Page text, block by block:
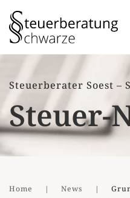
Zum Hauptinhalt springen
Steuerberater Soest –
Steuer-
Home News